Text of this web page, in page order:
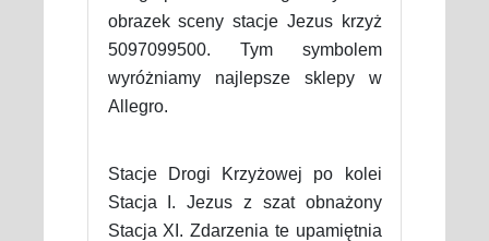
obrazek sceny stacje Jezus krzyż
5097099500. Tym symbolem
wyróżniamy najlepsze sklepy w
Allegro.
Stacje Drogi Krzyżowej po kolei
Stacja I. Jezus z szat obnażony
Stacja XI. Zdarzenia te upamiętnia